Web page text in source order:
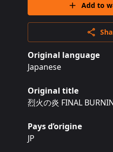
Add to
Original language
Japanese
Original title
烈火の炎 FINAL
Pays d’origine
JP